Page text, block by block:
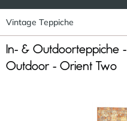
Vintage Teppiche
In- & Outdoorteppiche
Outdoor - Orient Two